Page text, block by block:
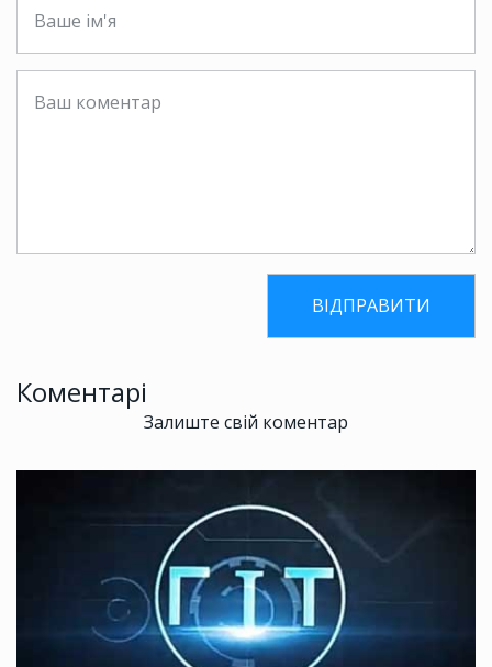
Коментарі
Залиште свій коментар